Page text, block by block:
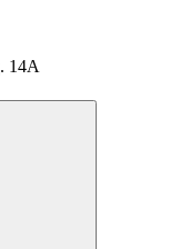
14А